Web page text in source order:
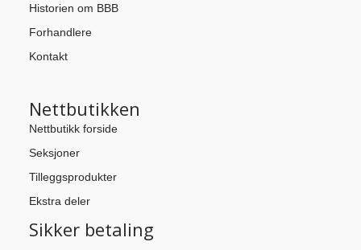
Historien om BBB
Forhandlere
Kontakt
Nettbutikken
Nettbutikk forside
Seksjoner
Tilleggsprodukter
Ekstra deler
Sikker betaling